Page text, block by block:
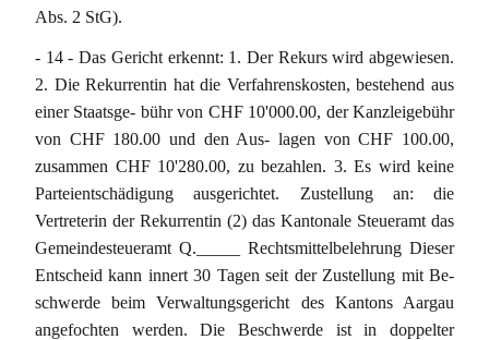
Abs. 2 StG).
- 14 - Das Gericht erkennt: 1. Der Rekurs wird abgewiesen.
2. Die Rekurrentin hat die Verfahrenskosten, bestehend aus
einer Staatsge- bühr von CHF 10'000.00, der Kanzleigebühr
von CHF 180.00 und den Aus- lagen von CHF 100.00,
zusammen CHF 10'280.00, zu bezahlen. 3. Es wird keine
Parteientschädigung ausgerichtet. Zustellung an: die
Vertreterin der Rekurrentin (2) das Kantonale Steueramt das
Gemeindesteueramt Q._____ Rechtsmittelbelehrung Dieser
Entscheid kann innert 30 Tagen seit der Zustellung mit Be-
schwerde beim Verwaltungsgericht des Kantons Aargau
angefochten werden. Die Beschwerde ist in doppelter